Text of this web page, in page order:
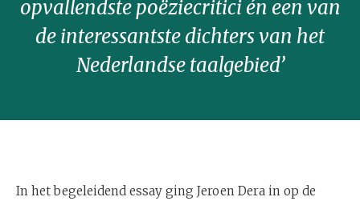
opvallendste poëziecritici én een van
de interessantste dichters van het
Nederlandse taalgebied’
In het begeleidend essay ging Jeroen Dera in op de